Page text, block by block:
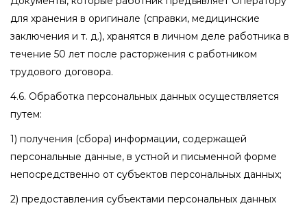
для хранения в оригинале (справки, медицинские
заключения и т. д.), хранятся в личном деле работника в
течение 50 лет после расторжения с работником
трудового договора.
4.6. Обработка персональных данных осуществляется
путем:
1) получения (сбора) информации, содержащей
персональные данные, в устной и письменной форме
непосредственно от субъектов персональных данных;
2) предоставления субъектами персональных данных